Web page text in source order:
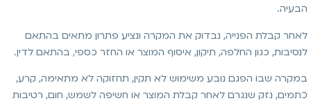
הבעיה.
לאחר קבלת הפנייה, נבדוק את המקרה ונציע פתרון מתאים בהתאם
לנסיבות, כגון החלפה, תיקון, איסוף המוצר או החזר כספי, בהתאם לדין.
במקרה שבו הפגם נובע משימוש לא תקין, תחזוקה לא מתאימה, קרע,
כתמים, נזק שנגרם לאחר קבלת המוצר או חשיפה לשמש, חום, רטיבות